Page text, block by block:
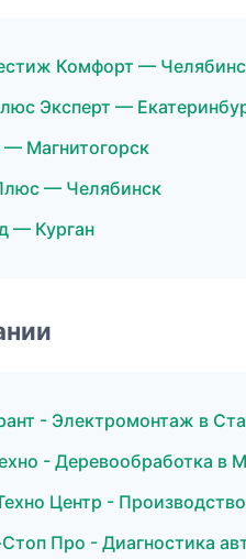
Комфорт —
Эксперт —
Магнитогорск
— Челябинск
— Курган
- Электромонтаж в
- Деревообработка в
Центр -
Про - Диагностика